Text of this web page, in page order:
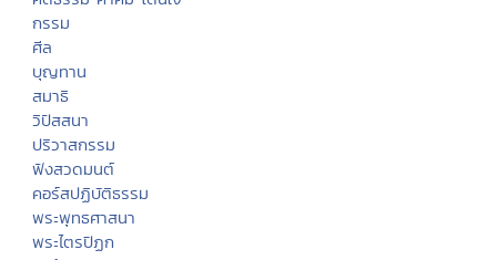
กรรม
ศีล
บุญทาน
สมาธิ
วิปัสสนา
ปริวาสกรรม
ฟังสวดมนต์
คอร์สปฏิบัติธรรม
พระพุทธศาสนา
พระไตรปิฏก